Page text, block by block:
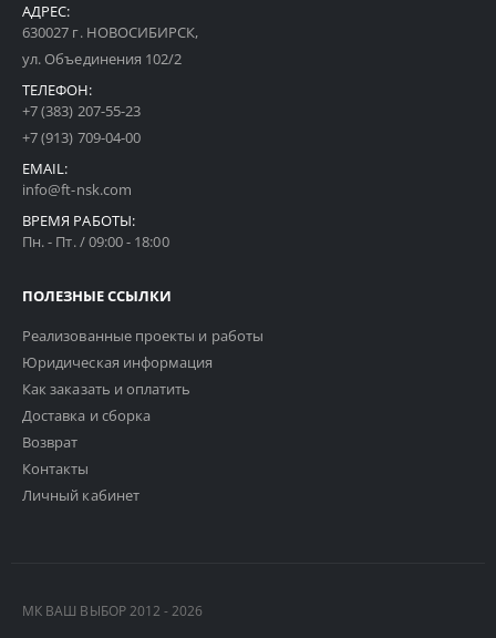
АДРЕС:
630027 г. НОВОСИБИРСК,
ул. Объединения 102/2
ТЕЛЕФОН:
+7 (383) 207-55-23
+7 (913) 709-04-00
EMAIL:
info@ft-nsk.com
ВРЕМЯ РАБОТЫ:
Пн. - Пт. / 09:00 - 18:00
ПОЛЕЗНЫЕ ССЫЛКИ
Реализованные проекты и работы
Юридическая информация
Как заказать и оплатить
Доставка и сборка
Возврат
Контакты
Личный кабинет
МК ВАШ ВЫБОР 2012 - 2026